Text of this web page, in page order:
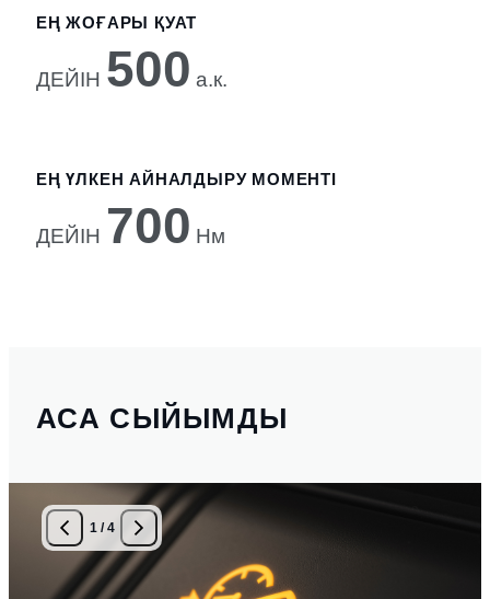
ЕҢ ЖОҒАРЫ ҚУАТ
ДЕЙІН 500 а.к.
ЕҢ ҮЛКЕН АЙНАЛДЫРУ МОМЕНТІ
ДЕЙІН 700 Нм
АСА СЫЙЫМДЫ
1/4